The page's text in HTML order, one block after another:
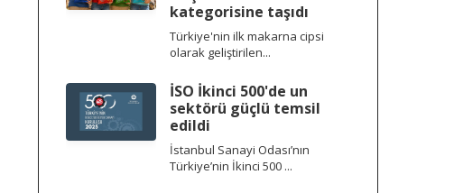
kategorisine taşıdı
Türkiye'nin ilk makarna cipsi
olarak geliştirilen...
İSO İkinci 500'de un
sektörü güçlü temsil
edildi
İstanbul Sanayi Odası’nın
Türkiye’nin İkinci 500 ...